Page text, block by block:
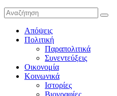
Απόψεις
Πολιτική
Παραπολιτικά
Συνεντεύξεις
Οικονομία
Κοινωνικά
Ιστορίες